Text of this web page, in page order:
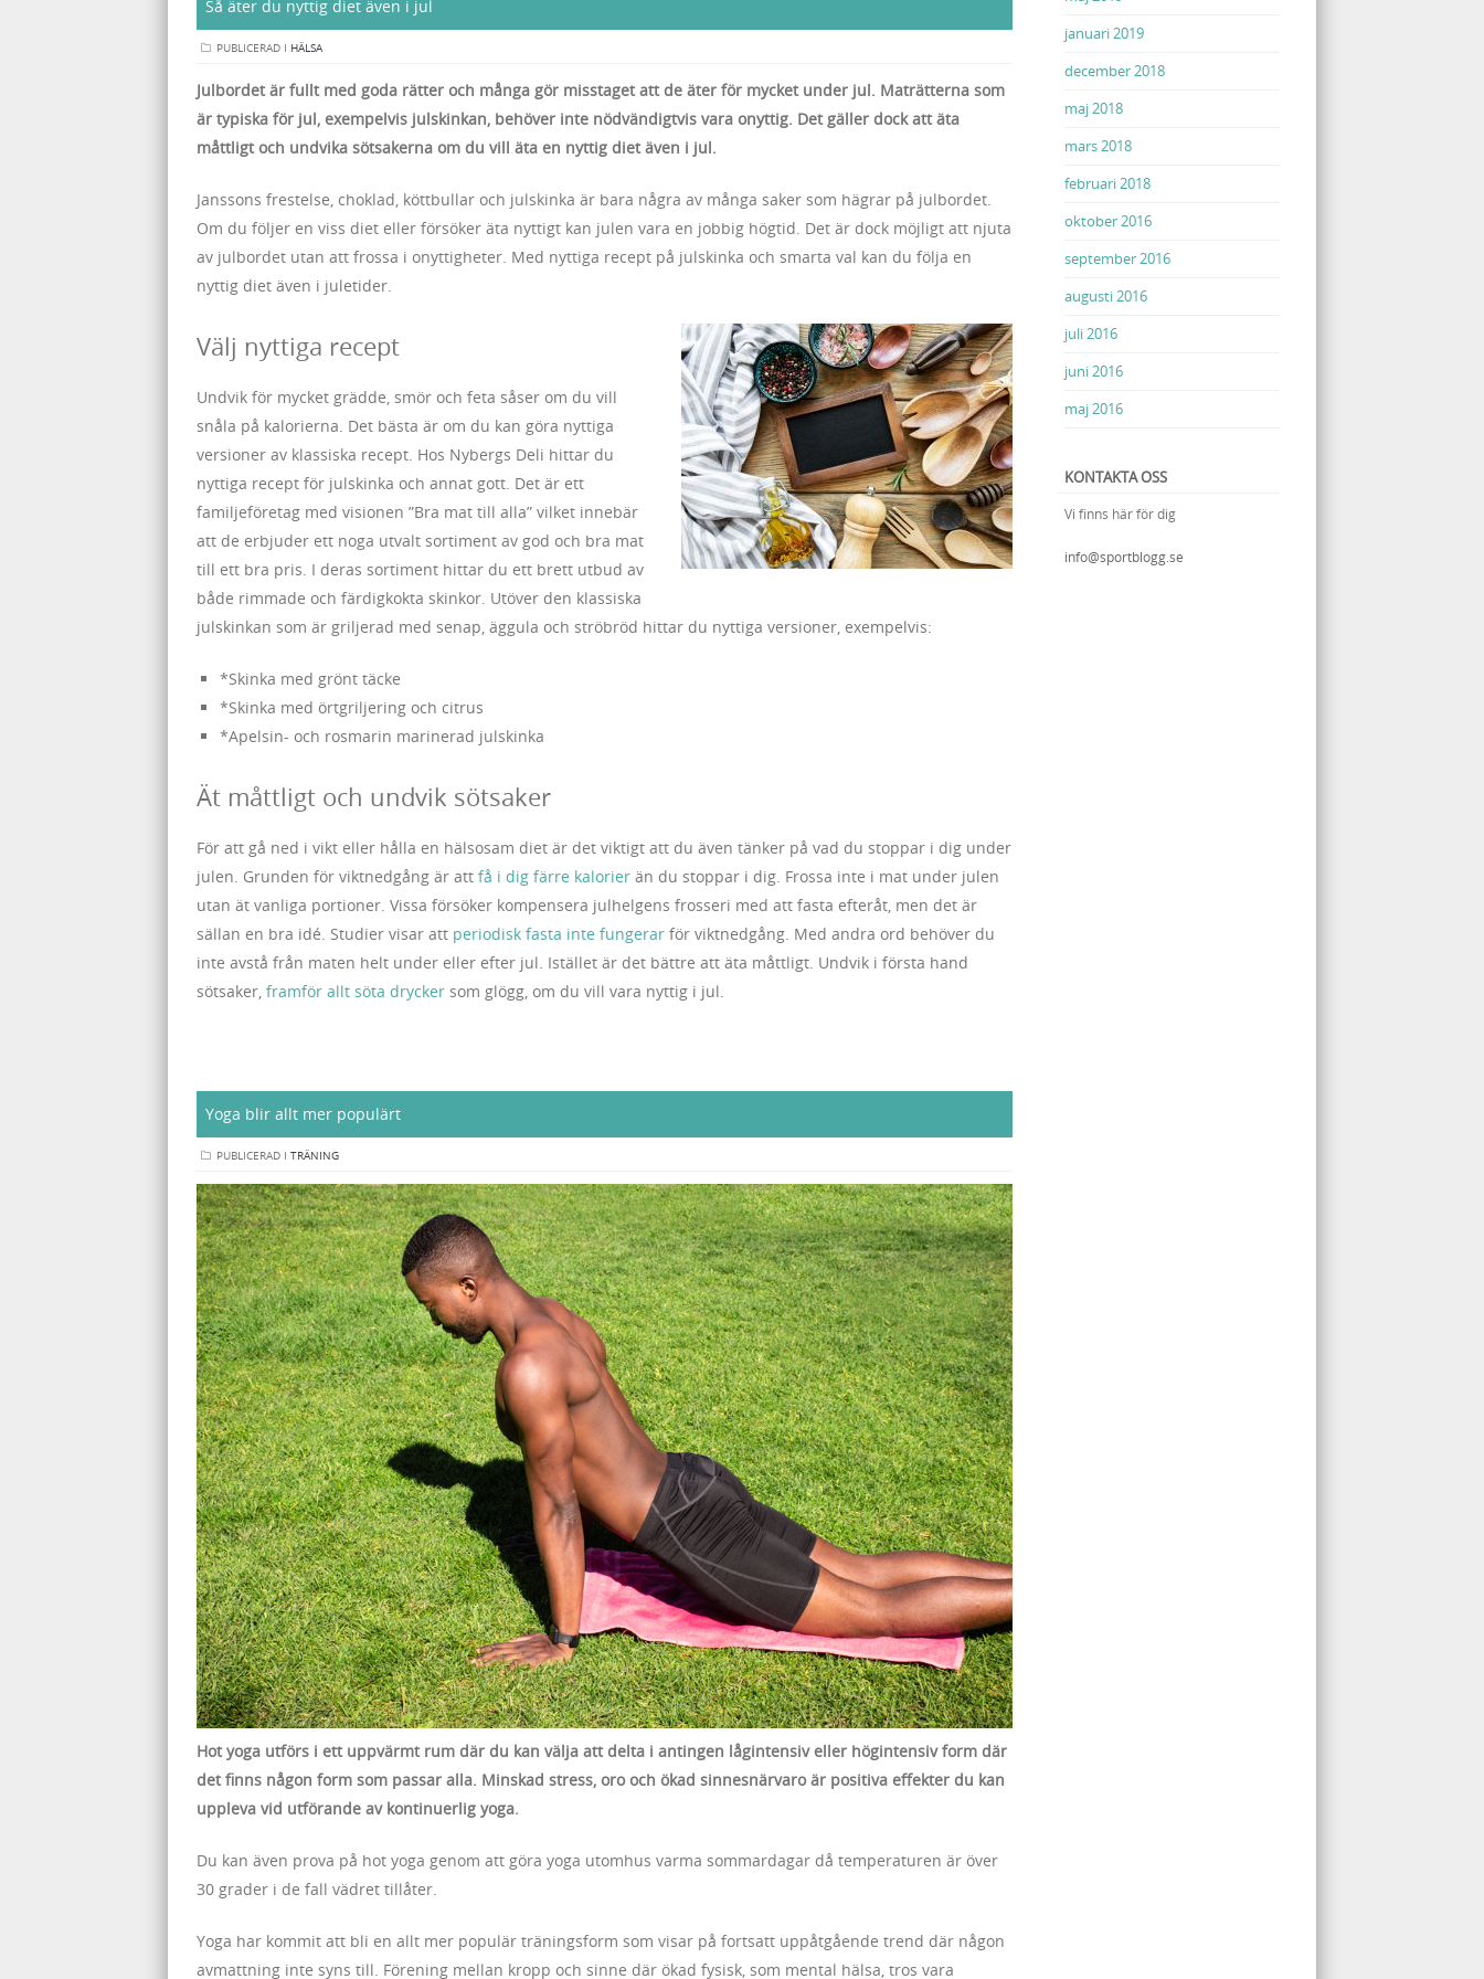
Så äter du nyttig diet även i jul
PUBLICERAD I HÄLSA
Julbordet är fullt med goda rätter och många gör misstaget att de äter för mycket under jul. Maträtterna som
är typiska för jul, exempelvis julskinkan, behöver inte nödvändigtvis vara onyttig. Det gäller dock att äta
måttligt och undvika sötsakerna om du vill äta en nyttig diet även i jul.
Janssons frestelse, choklad, köttbullar och julskinka är bara några av många saker som hägrar på julbordet.
Om du följer en viss diet eller försöker äta nyttigt kan julen vara en jobbig högtid. Det är dock möjligt att njuta
av julbordet utan att frossa i onyttigheter. Med nyttiga recept på julskinka och smarta val kan du följa en
nyttig diet även i juletider.
Välj nyttiga recept
Undvik för mycket grädde, smör och feta såser om du vill
snåla på kalorierna. Det bästa är om du kan göra nyttiga
versioner av klassiska recept. Hos Nybergs Deli hittar du
nyttiga recept för julskinka och annat gott. Det är ett
familjeföretag med visionen ”Bra mat till alla” vilket innebär
att de erbjuder ett noga utvalt sortiment av god och bra mat
till ett bra pris. I deras sortiment hittar du ett brett utbud av
både rimmade och färdigkokta skinkor. Utöver den klassiska
julskinkan som är griljerad med senap, äggula och ströbröd hittar du nyttiga versioner, exempelvis:
*Skinka med grönt täcke
*Skinka med örtgriljering och citrus
*Apelsin- och rosmarin marinerad julskinka
Ät måttligt och undvik sötsaker
För att gå ned i vikt eller hålla en hälsosam diet är det viktigt att du även tänker på vad du stoppar i dig under
julen. Grunden för viktnedgång är att få i dig färre kalorier än du stoppar i dig. Frossa inte i mat under julen
utan ät vanliga portioner. Vissa försöker kompensera julhelgens frosseri med att fasta efteråt, men det är
sällan en bra idé. Studier visar att periodisk fasta inte fungerar för viktnedgång. Med andra ord behöver du
inte avstå från maten helt under eller efter jul. Istället är det bättre att äta måttligt. Undvik i första hand
sötsaker, framför allt söta drycker som glögg, om du vill vara nyttig i jul.
Yoga blir allt mer populärt
PUBLICERAD I TRÄNING
Hot yoga utförs i ett uppvärmt rum där du kan välja att delta i antingen lågintensiv eller högintensiv form där
det finns någon form som passar alla. Minskad stress, oro och ökad sinnesnärvaro är positiva effekter du kan
uppleva vid utförande av kontinuerlig yoga.
Du kan även prova på hot yoga genom att göra yoga utomhus varma sommardagar då temperaturen är över
30 grader i de fall vädret tillåter.
Yoga har kommit att bli en allt mer populär träningsform som visar på fortsatt uppåtgående trend där någon
avmattning inte syns till. Förening mellan kropp och sinne där ökad fysisk, som mental hälsa, tros vara
januari 2019
december 2018
maj 2018
mars 2018
februari 2018
oktober 2016
september 2016
augusti 2016
juli 2016
juni 2016
maj 2016
KONTAKTA OSS
Vi finns här för dig
info@sportblogg.se